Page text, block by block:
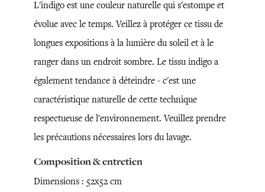
L'indigo est une couleur naturelle qui s'estompe et
évolue avec le temps. Veillez à protéger ce tissu de
longues expositions à la lumière du soleil et à le
ranger dans un endroit sombre. Le tissu indigo a
également tendance à déteindre - c'est une
caractéristique naturelle de cette technique
respectueuse de l'environnement. Veuillez prendre
les précautions nécessaires lors du lavage.
Composition & entretien
Dimensions : 52x52 cm